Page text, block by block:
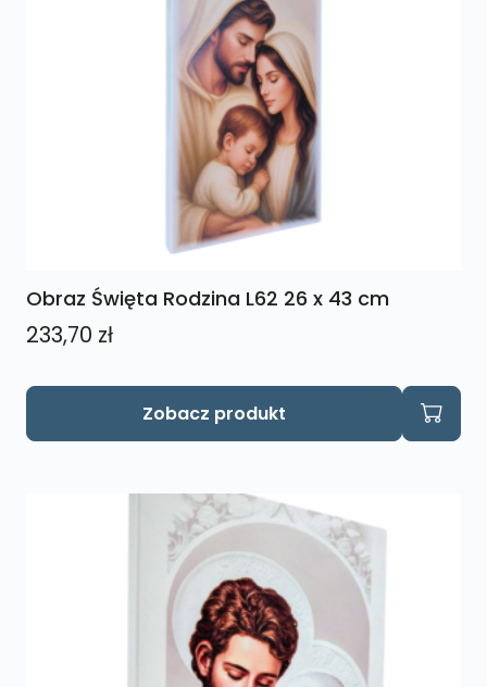
Obraz Święta Rodzina L62 26 x 43 cm
233,70 zł
Zobacz produkt